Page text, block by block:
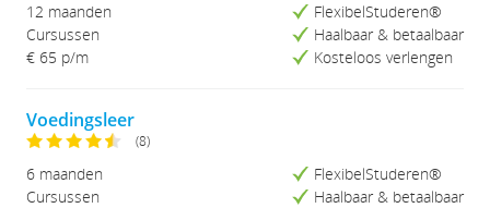
12 maanden
Cursussen
€ 65 p/m
FlexibelStuderen®
Haalbaar & betaalbaar
Kosteloos verlengen
Voedingsleer
(8)
6 maanden
Cursussen
FlexibelStuderen®
Haalbaar & betaalbaar